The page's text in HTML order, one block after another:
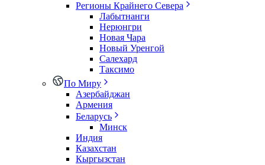
Регионы Крайнего Севера
Лабытнанги
Нерюнгри
Новая Чара
Новый Уренгой
Салехард
Таксимо
По Миру
Азербайджан
Армения
Беларусь
Минск
Индия
Казахстан
Кыргызстан